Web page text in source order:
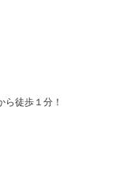
徒歩１分！